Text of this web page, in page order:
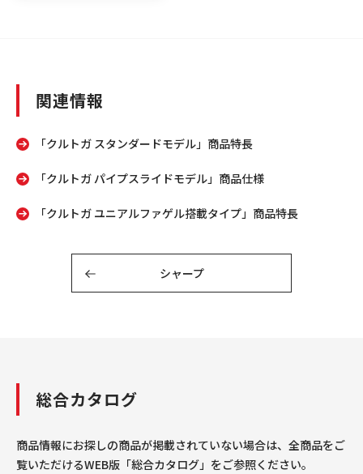
関連情報
「クルトガ スタンダードモデル」商品特長
「クルトガ パイプスライドモデル」商品仕様
「クルトガ ユニアルファゲル搭載タイプ」商品特長
シャープ
総合カタログ
商品情報にお探しの商品が掲載されていない場合は、全商品をご
覧いただけるWEB版「総合カタログ」をご参照ください。